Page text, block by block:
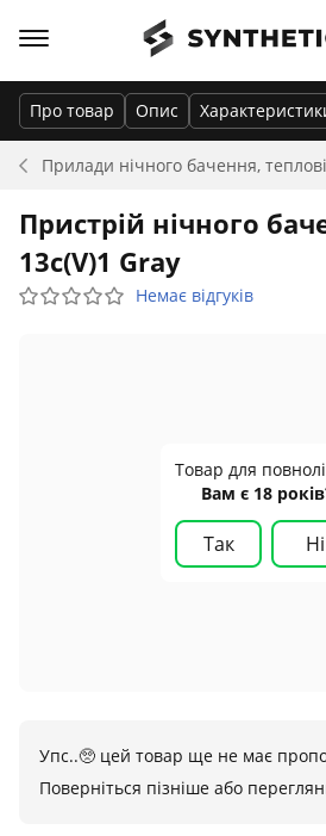
Прилади нічного бачення,
Про товар Опис
Пристрій нічного
13c(V)1 Gray
Немає відгуків
Товар для
Вам є 18
Так Ні
Упс..🥺 цей товар ще не має
Поверніться пізніше або